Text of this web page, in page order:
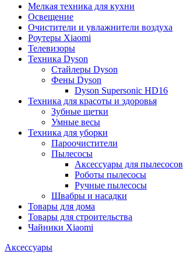
Мелкая техника для кухни
Освещение
Очистители и увлажнители воздуха
Роутеры Xiaomi
Телевизоры
Техника Dyson
Стайлеры Dyson
Фены Dyson
Dyson Supersonic HD16
Техника для красоты и здоровья
Зубные щетки
Умные весы
Техника для уборки
Пароочистители
Пылесосы
Аксессуары для пылесосов
Роботы пылесосы
Ручные пылесосы
Швабры и насадки
Товары для дома
Товары для строительства
Чайники Xiaomi
Аксессуары